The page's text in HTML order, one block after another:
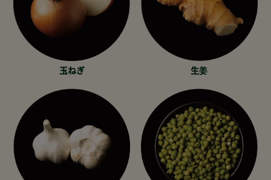
玉ねぎ 生姜